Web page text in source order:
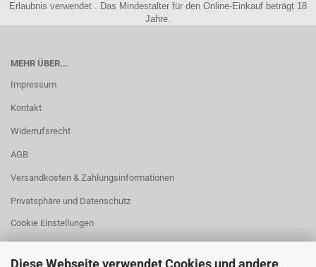
Diese Webseite verwendet Cookies und andere
Erlaubnis verwendet . Das Mindestalter für den Online-Einkauf beträgt 18
Jahre.
MEHR ÜBER...
Impressum
Kontakt
Widerrufsrecht
AGB
Versandkosten & Zahlungsinformationen
Privatsphäre und Datenschutz
Cookie Einstellungen